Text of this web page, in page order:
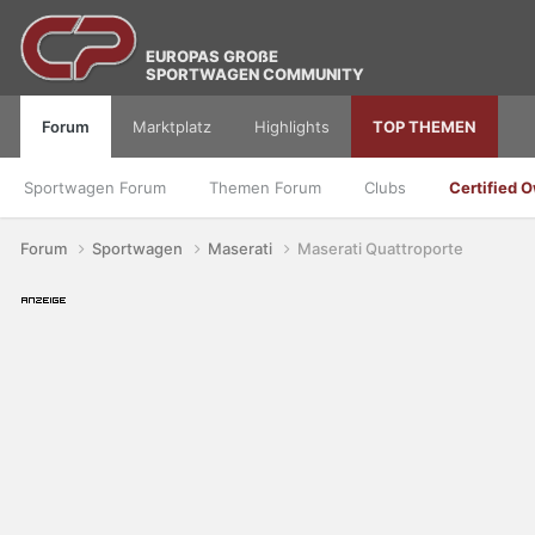
EUROPAS GROßE
SPORTWAGEN COMMUNITY
Forum
Sportwagen Forum Themen Forum Clubs Certified
Marktplatz Highlights TOP THEMEN
Forum Sportwagen Maserati Maserati Quattroporte